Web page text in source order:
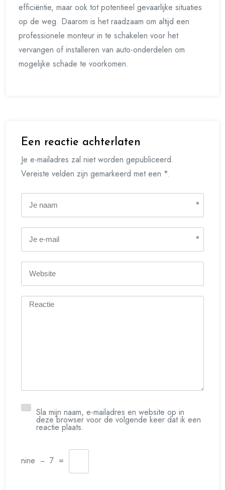
efficiëntie, maar ook tot potentieel gevaarlijke situaties
op de weg. Daarom is het raadzaam om altijd een
professionele monteur in te schakelen voor het
vervangen of installeren van auto-onderdelen om
mogelijke schade te voorkomen.
Een reactie achterlaten
Je e-mailadres zal niet worden gepubliceerd.
Vereiste velden zijn gemarkeerd met een *.
*
*
Sla mijn naam, e-mailadres en website op in
deze browser voor de volgende keer dat ik een
reactie plaats.
nine − 7 =